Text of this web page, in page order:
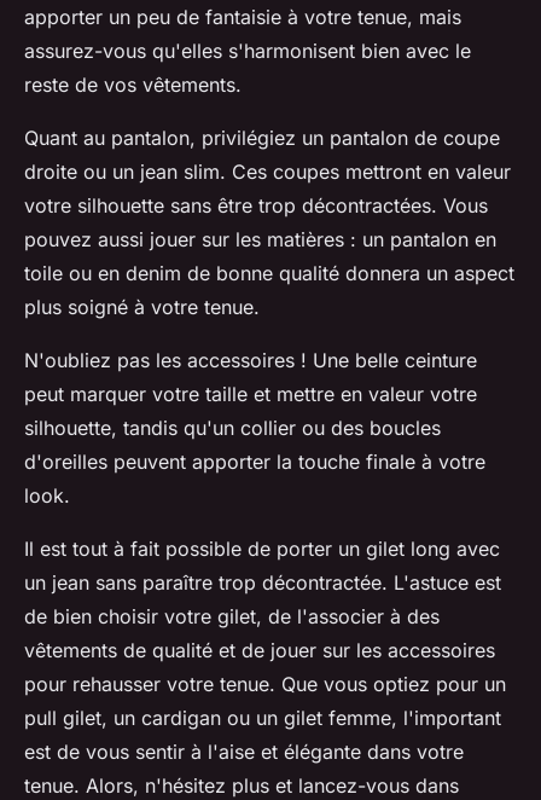
apporter un peu de fantaisie à votre tenue, mais
assurez-vous qu'elles s'harmonisent bien avec le
reste de vos vêtements.
Quant au pantalon, privilégiez un pantalon de coupe
droite ou un jean slim. Ces coupes mettront en valeur
votre silhouette sans être trop décontractées. Vous
pouvez aussi jouer sur les matières : un pantalon en
toile ou en denim de bonne qualité donnera un aspect
plus soigné à votre tenue.
N'oubliez pas les accessoires ! Une belle ceinture
peut marquer votre taille et mettre en valeur votre
silhouette, tandis qu'un collier ou des boucles
d'oreilles peuvent apporter la touche finale à votre
look.
Il est tout à fait possible de porter un gilet long avec
un jean sans paraître trop décontractée. L'astuce est
de bien choisir votre gilet, de l'associer à des
vêtements de qualité et de jouer sur les accessoires
pour rehausser votre tenue. Que vous optiez pour un
pull gilet, un cardigan ou un gilet femme, l'important
est de vous sentir à l'aise et élégante dans votre
tenue. Alors, n'hésitez plus et lancez-vous dans